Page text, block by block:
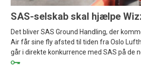
SAS-selskab skal hjælpe
Det bliver SAS Ground Handling, der
Air får sine fly afsted til tiden fra Oslo
går i direkte konkurrence med SAS på de